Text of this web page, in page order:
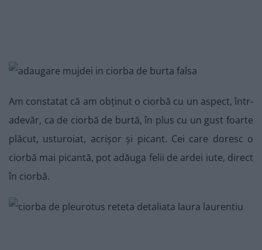
Am constatat că am obținut o ciorbă cu un aspect, într-
adevăr, ca de ciorbă de burtă, în plus cu un gust foarte
plăcut, usturoiat, acrișor și picant. Cei care doresc o
ciorbă mai picantă, pot adăuga felii de ardei iute, direct
în ciorbă.